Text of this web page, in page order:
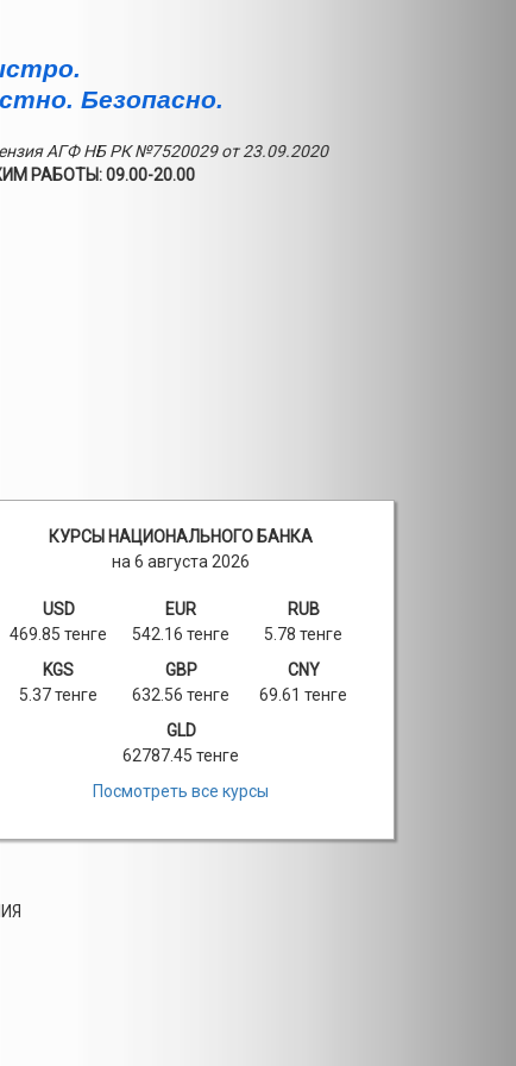
Безопасно.
АГФ НБ РК №7520029 от 23.09.2020
РАБОТЫ: 09.00-20.00
КУРСЫ НАЦИОНАЛЬНОГО БАНКА
на 6 августа 2026
USD
469.85 тенге
EUR
542.16 тенге
RUB
5.78 тенге
KGS
5.37 тенге
GBP
632.56 тенге
CNY
69.61 тенге
GLD
62787.45 тенге
Посмотреть все курсы